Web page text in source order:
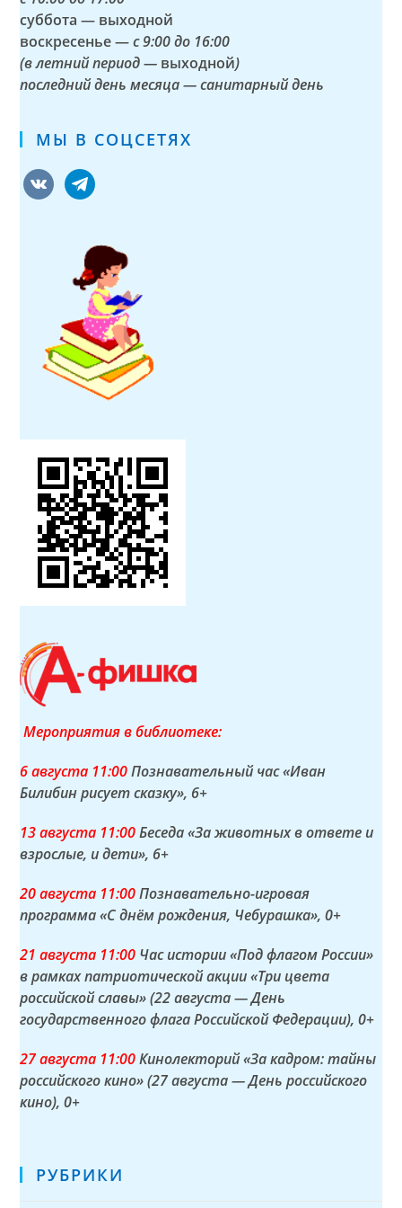
суббота — выходной
воскресенье —с 9:00 до 16:00
(в летний период — выходной)
последний день месяца — санитарный день
МЫ В СОЦСЕТЯХ
vkontaktetelegram
Мероприятия в библиотеке:
6 августа 11:00Познавательный час «Иван
Билибин рисует сказку», 6+
13 августа 11:00Беседа «За животных в ответе и
взрослые, и дети», 6+
20 августа 11:00Познавательно-игровая
программа «С днём рождения, Чебурашка», 0+
21 августа 11:00 Час истории «Под флагом России»
в рамках патриотической акции «Три цвета
российской славы» (22 августа — День
государственного флага Российской Федерации), 0+
27 августа 11:00Кинолекторий «За кадром: тайны
российского кино» (27 августа — День российского
кино), 0+
РУБРИКИ